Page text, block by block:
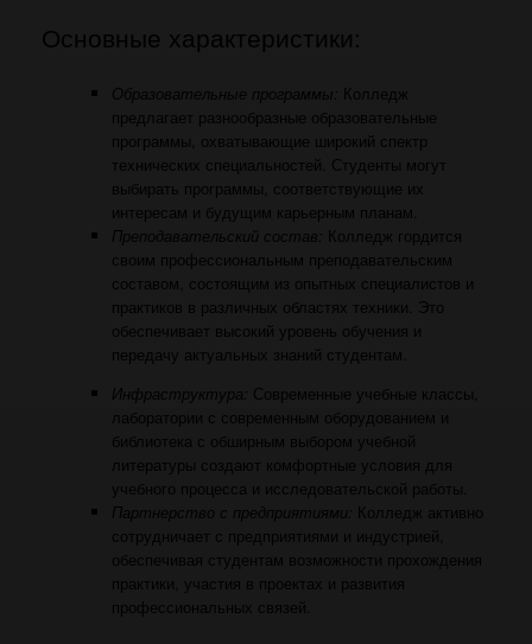
Основные характеристики:
Образовательные программы: Колледж
предлагает разнообразные образовательные
программы, охватывающие широкий спектр
технических специальностей. Студенты могут
выбирать программы, соответствующие их
интересам и будущим карьерным планам.
Преподавательский состав: Колледж гордится
своим профессиональным преподавательским
составом, состоящим из опытных специалистов и
практиков в различных областях техники. Это
обеспечивает высокий уровень обучения и
передачу актуальных знаний студентам.
Инфраструктура: Современные учебные классы,
лаборатории с современным оборудованием и
библиотека с обширным выбором учебной
литературы создают комфортные условия для
учебного процесса и исследовательской работы.
Партнерство с предприятиями: Колледж активно
сотрудничает с предприятиями и индустрией,
обеспечивая студентам возможности прохождения
практики, участия в проектах и развития
профессиональных связей.